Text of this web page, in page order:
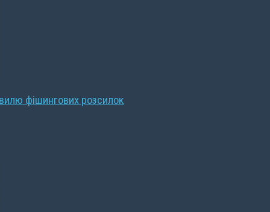
фішингових розсилок